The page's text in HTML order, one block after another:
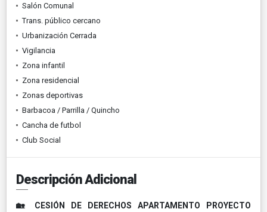
Salón Comunal
Trans. público cercano
Urbanización Cerrada
Vigilancia
Zona infantil
Zona residencial
Zonas deportivas
Barbacoa / Parrilla / Quincho
Cancha de futbol
Club Social
Descripción Adicional
🏡 CESIÓN DE DERECHOS APARTAMENTO PROYECTO